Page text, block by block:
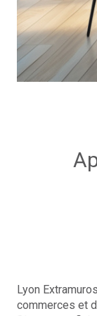
Lyon
commerces et